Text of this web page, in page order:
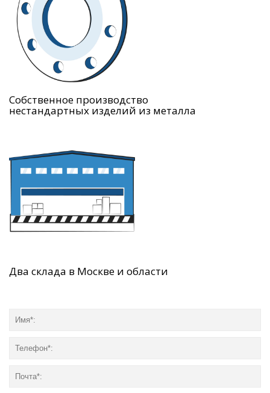
Собственное производство
нестандартных изделий из металла
Два склада в Москве и области